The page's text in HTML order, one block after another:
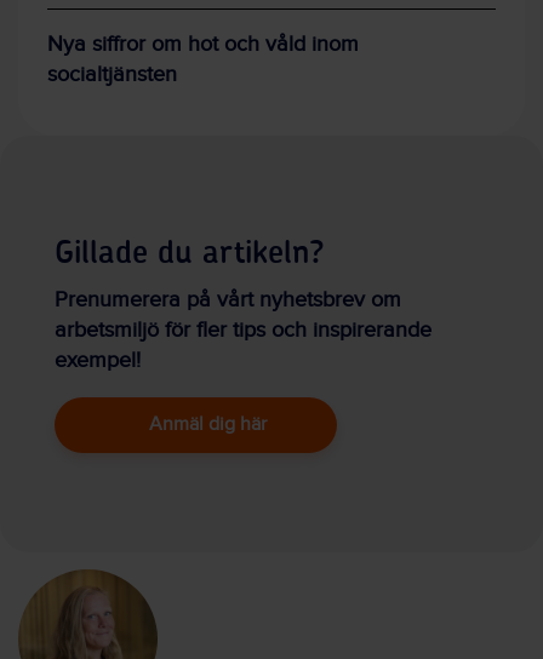
Nya siffror om hot och våld inom
socialtjänsten
Gillade du artikeln?
Prenumerera på vårt nyhetsbrev om
arbetsmiljö för fler tips och inspirerande
exempel!
Anmäl dig här